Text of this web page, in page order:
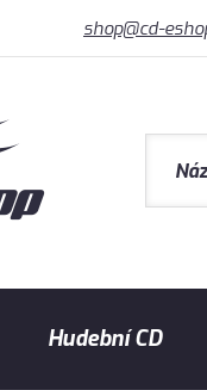
shop@cd-
Hudební CD